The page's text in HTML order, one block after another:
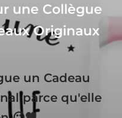
une Collègue
Originaux
un Cadeau
parce qu'elle